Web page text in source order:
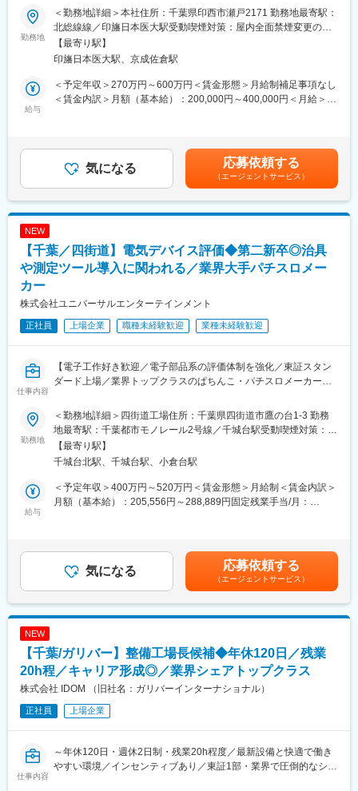
ンバー5名+事務1名の構成です。将来的には、適性・希望に応じ
て設計や品質管理のポジションへのジョブローテーションも行い
ます。
■当社の魅力：
業歴66年を超えるメーカーです。人と人のつながりを重視し、安
心して働ける職場を目指しつつ、堅実な組立技術と安定した品質
沢山あります。また、ガス事業に関連したグループ会社が6社あ
り、活躍の場が広がります。
あらゆる業界のメーカー製品に使われる金属部品の切削加工を行
う同社にて、金属加工の技術職の募集を行います。
■業務詳細：
NC旋盤、汎用旋盤、マシニングセンターなどを扱い、鉄、チタ
ン、銅等幅広い金属の切削加工を行います。CAD-CAMを操作し
ながらプログラムデータを作成し、図面を見ながら加工を行って
いきます。
■同社製品：
具体的には、チタンの加工、ラジアルボール盤主軸の修理、特殊
台車の製作など、様々な製品をお客様の要望に合わせて加工して
例えば、高層マンションに使われる金属部品が、土砂災害や台
風、地震などが起こった際に耐えられるかなど、耐久性を検査す
うお客様の期待に応えるべく、「技術を生かして良いものが作れ
ないか」と日々探求しながらモノづくりを行っています。
20代～50代までの幅広い世代が活躍しております。
・人のつながりを大切にする社長のもと、幅広い業界のお客様と
の繋がりを大切にしています。それによって多くのお客様からお
声がけをいただき、また業界ごとの浮き沈みに影響されにくくな
っています。
・多様な金属部品を幅広い機械ラインナップとノウハウを用いて
対応しており、どのような部品でも短納期／高品質で対応してい
ることから信頼を獲得しています。
者間での点数化によって行われています。実績応じた公平な評価
を実現しています。
・当社は印西市に位置し、周りに総合病院やショッピングモール
変更の範囲：無
勤務地
＜勤務地詳細＞本社住所：千葉県印西市瀬戸2171 勤務地最寄駅：
北総線線／印旛日本医大駅受動喫煙対策：屋内全面禁煙変更の範
囲：無
【最寄り駅】
印旛日本医大駅、京成佐倉駅
給与
＜予定年収＞270万円～600万円＜賃金形態＞月給制補足事項なし
＜賃金内訳＞月額（基本給）：200,000円～400,000円＜月給＞
適性に評価をされます賃金はあくまでも目安の金額であり、選考
を通じて上下する可能性があります。月給(月額)は固定手当を含め
気になる 応募依頼する
（エージェントサービス）
NEW
【千葉／四街道】電気デバイス評価◆第二新卒◎治具
や測定ツール導入に関われる／業界大手パチスロメー
カー
株式会社ユニバーサルエンターテインメント
正社員 上場企業 職種未経験歓迎 業種未経験歓迎
仕事内容
【電子工作好き歓迎／電子部品系の評価体制を強化／東証スタン
ダード上場／業界トップクラスのぱちんこ・パチスロメーカー】
■採用背景：
部門の役割として「デバイス評価技術の強化」を担っています
が、現状、電気系デバイスの評価体制と成果に課題があります。
このため、体制強化と環境整備を行うための増員募集を行いま
す。
■業務内容：
・半導体、LCR、センサーなど電気系デバイスの基礎評価
・新たな測定装置導入にむけた比較調査
・製品の故障解析
・デバイス評価治具の考案
ご入社後は現場での指導のもと業務をキャッチアップいただきま
す。
数年後のリーダーとして業務をけん引いただくことを期待してい
遊技機業界では一定の市場シェアを持つ当社ですが、その強みは
革新的な製品開発と多様な事業展開にあります。顧客に選ばれる
勤務地
＜勤務地詳細＞四街道工場住所：千葉県四街道市鷹の台1-3 勤務
地最寄駅：千葉都市モノレール2号線／千城台駅受動喫煙対策：屋
内全面禁煙変更の範囲：会社の定める事業所（リモートワーク含
む）
【最寄り駅】
千城台北駅、千城台駅、小倉台駅
給与
＜予定年収＞400万円～520万円＜賃金形態＞月給制＜賃金内訳＞
月額（基本給）：205,556円～288,889円固定残業手当/月：
は選考を通じて当社規定により決定いたします。■賞与：年2回
（業績賞与）賃金はあくまでも目安の金額であり、選考を通じて
上下する可能性があります。月給(月額)は固定手当を含めた表記で
す。
気になる 応募依頼する
（エージェントサービス）
NEW
【千葉/ガリバー】整備工場長候補◆年休120日／残業
20h程／キャリア形成◎／業界シェアトップクラス
株式会社 IDOM （旧社名：ガリバーインターナショナル）
正社員 上場企業
仕事内容
～年休120日・週休2日制・残業20h程度／最新設備と快適で働き
やすい環境／インセンティブあり／東証1部・業界で圧倒的なシェ